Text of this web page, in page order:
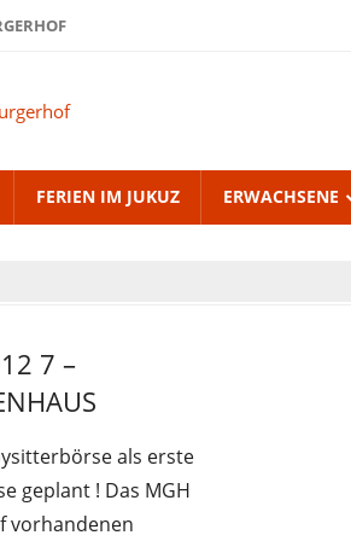
Limburgerhof
FERIEN IM JUKUZ ERWACHSENE
7 –
als erste
geplant ! Das MGH
vorhandenen